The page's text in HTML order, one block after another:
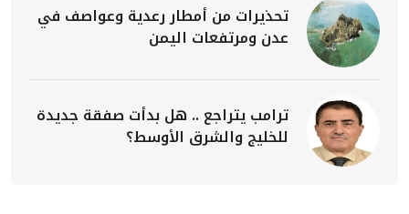
تحذيرات من أمطار رعدية وعواصف في
عدن ومرتفعات اليمن
ترامب يتراجع .. هل بدأت صفقة جديدة
للخليج والشرق الأوسط؟